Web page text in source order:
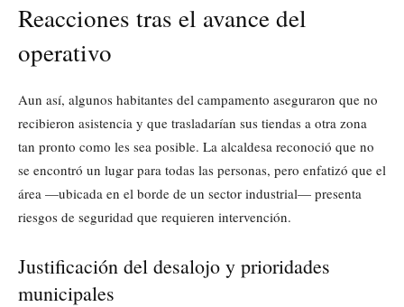
Reacciones tras el avance del
operativo
Aun así, algunos habitantes del campamento aseguraron que no
recibieron asistencia y que trasladarían sus tiendas a otra zona
tan pronto como les sea posible. La alcaldesa reconoció que no
se encontró un lugar para todas las personas, pero enfatizó que el
área —ubicada en el borde de un sector industrial— presenta
riesgos de seguridad que requieren intervención.
Justificación del desalojo y prioridades
municipales